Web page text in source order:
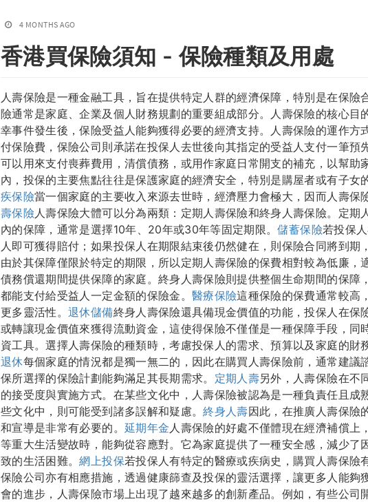
4 MONTHS AGO
香港買保險須知 - 保險種類及用處
人壽保險是一種金融工具，旨在提供特定人群的經濟保障，特別是在保險
險通常是家庭、企業及個人財務規劃的重要組成部分。人壽保險的核心目
幸事件發生後，保險受益人能夠獲得必要的經濟支持。人壽保險的運作方
付保險費，保險公司則承諾在投保人去世後向其指定的受益人支付一筆預
可以用來支付喪葬費用，清償債務，或用作家庭日常開支的補充，以幫助
內，投保的主要焦點往往是保護家庭的經濟安全，特別是購屋者或有子女
疾保險當一個家庭的主要收入來源去世時，經濟壓力會極大，因而人壽保
壽保險 人壽保險大體可以分為兩類：定期人壽保險和終身人壽保險。定期
內的保障，通常是選擇10年、20年或30年等固定期限。儲蓄保險若投保
人即可獲得賠付；如果投保人在期限結束後仍然健在，則保險合同將到期
由於其保障僅限於特定的期限，所以定期人壽保險的保費相對較為低廉，
債務償還期間提供保障的家庭。終身人壽保險則提供整個生命期間的保障
都能支付給受益人一定金額的保險金。 醫療保險這種保險的保費通常較高
更多靈活性。退休儲備終身人壽保險還具備現金價值的功能，投保人在保
或轉讓現金價值來獲得流動資金，這使得保險不僅僅是一種保障手段，同
資工具。選擇人壽保險的種類時，考慮投保人的需求、預算以及家庭的財
退休每個家庭的情況都是獨一無二的，因此在購買人壽保險前，通常建議
保所選擇的保險計劃能夠滿足其長期需求。 定期人壽另外，人壽保險在不
的接受度與實施方式。在某些文化中，人壽保險被認為是一種負責任且成
些文化中，則可能受到諸多誤解和疑慮。終身人壽因此，在推廣人壽保險
和宣導是非常有必要的。 延期年金 人壽保險的好處不僅體現在經濟補償上
等重大生活變故時，能夠從容應對。它為家庭提供了一種安全感，減少了
致的生活困難。網上投保若投保人有特定的醫療或疾病史，購買人壽保險
保險公司亦有相應措施，透過健康篩查及投保的靈活選擇，讓更多人能夠
會的進步，人壽保險市場上出現了越來越多的創新產品。例如，有些公司